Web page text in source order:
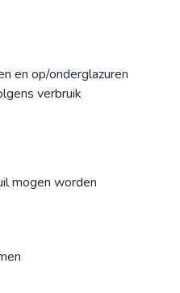
en op/onderglazuren
verbruik
mogen worden